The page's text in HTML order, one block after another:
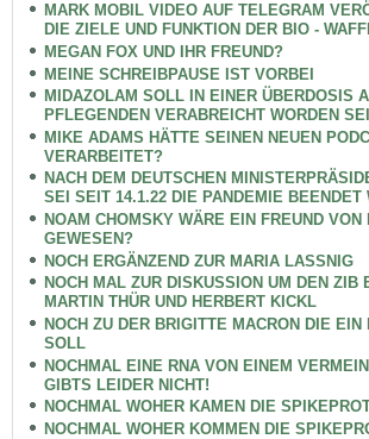
MARK MOBIL VIDEO AUF TELEGRAM
DIE ZIELE UND FUNKTION DER BIO -
MEGAN FOX UND IHR FREUND?
MEINE SCHREIBPAUSE IST VORBEI
MIDAZOLAM SOLL IN EINER ÜBERDOSIS
PFLEGENDEN VERABREICHT WORDEN
MIKE ADAMS HÄTTE SEINEN NEUEN
VERARBEITET?
NACH DEM DEUTSCHEN
SEI SEIT 14.1.22 DIE PANDEMIE BEENDET
NOAM CHOMSKY WÄRE EIN FREUND VON
GEWESEN?
NOCH ERGÄNZEND ZUR MARIA LASSNIG
NOCH MAL ZUR DISKUSSION UM DEN ZIB
MARTIN THÜR UND HERBERT KICKL
NOCH ZU DER BRIGITTE MACRON DIE EIN
SOLL
NOCHMAL EINE RNA VON EINEM
GIBTS LEIDER NICHT!
NOCHMAL WOHER KAMEN DIE
NOCHMAL WOHER KOMMEN DIE